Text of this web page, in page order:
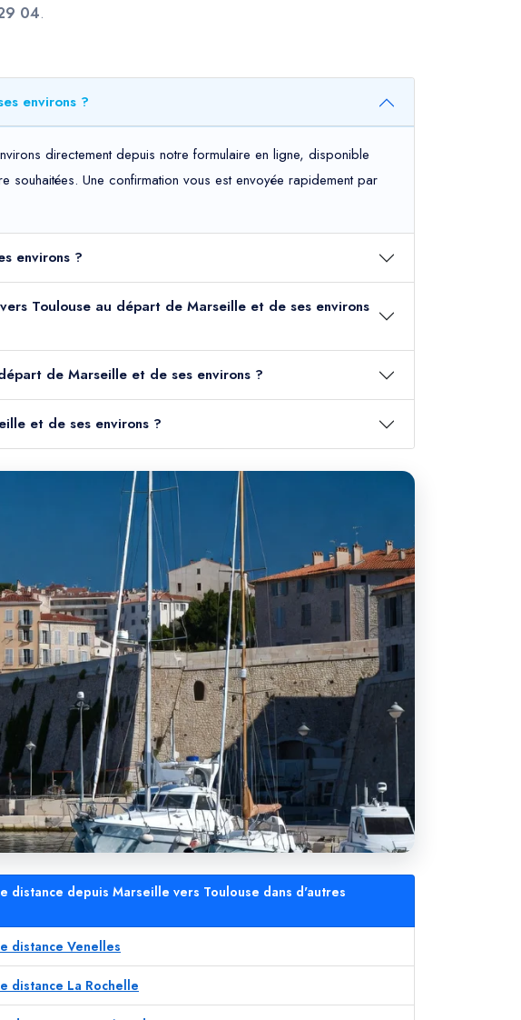
04.
environs ?
directement depuis notre formulaire en ligne, disponible
Une confirmation vous est envoyée rapidement par
environs ?
Toulouse au départ de Marseille et de ses environs
de Marseille et de ses environs ?
et de ses environs ?
distance depuis Marseille vers Toulouse dans d'autres
distance Venelles
distance La Rochelle